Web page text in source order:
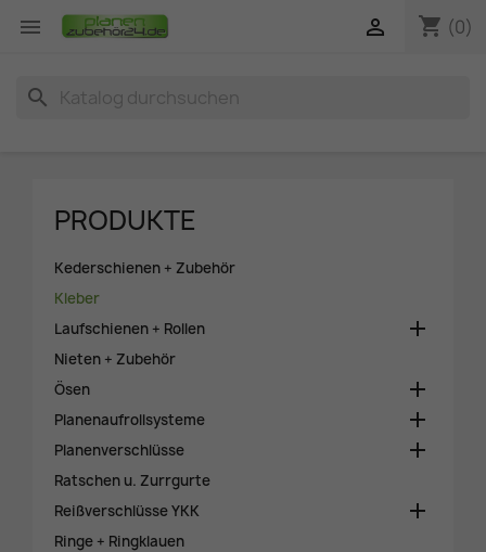
 shopping_cart (0)

search
PRODUKTE
Kederschienen + Zubehör
Kleber
Laufschienen + Rollen

Nieten + Zubehör
Ösen

Planenaufrollsysteme 
Planenverschlüsse 
Ratschen u. Zurrgurte
Reißverschlüsse YKK

Ringe + Ringklauen